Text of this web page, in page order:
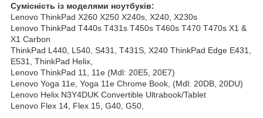
Сумісність із моделями ноутбуків:
Lenovo ThinkPad X260 X250 X240s, X240, X230s
Lenovo ThinkPad T440s T431s T450s T460s T470 T470s X1 &
X1 Carbon
ThinkPad L440, L540, S431, T431S, X240 ThinkPad Edge E431,
E531, ThinkPad Helix,
Lenovo ThinkPad 11, 11e (Mdl: 20E5, 20E7)
Lenovo Yoga 11e, Yoga 11e Chrome Book, (Mdl: 20DB, 20DU)
Lenovo Helix N3Y4DUK Convertible Ultrabook/Tablet
Lenovo Flex 14, Flex 15, G40, G50,